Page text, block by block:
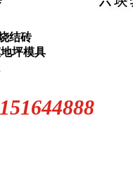
结砖
坪模具